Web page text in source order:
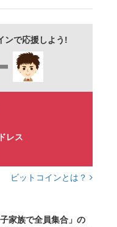
にぎやか
ンで応援しよう!
レス
ビットコインとは？
家族で全員集合」の